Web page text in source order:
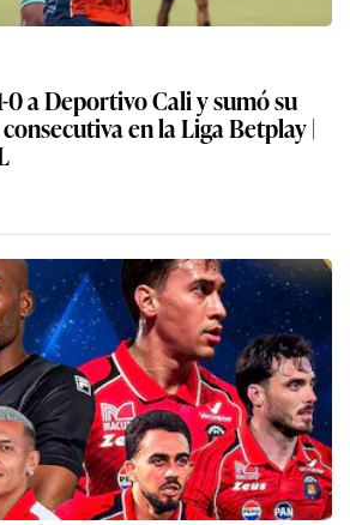
0 a Deportivo Cali y sumó su
en la Liga Betplay |